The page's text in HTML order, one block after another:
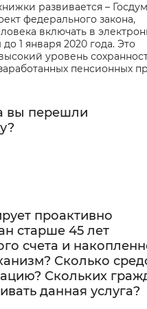
развивается –
федерального закона,
включать в
1 января 2020 года. Это
уровень
пенсионных
вы перешли
проактивно
старше 45 лет
счета и
Сколько
Скольких
данная услуга?